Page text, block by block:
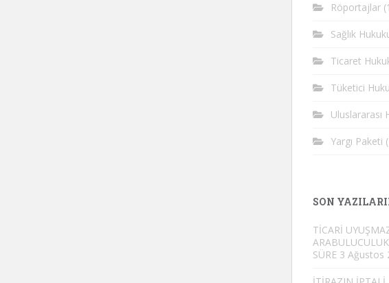
Röportajlar
Sağlık
Ticaret
Tüketici
Uluslararası
Yargı Paketi
SON
TİCARİ
SÜRE 3 Ağustos